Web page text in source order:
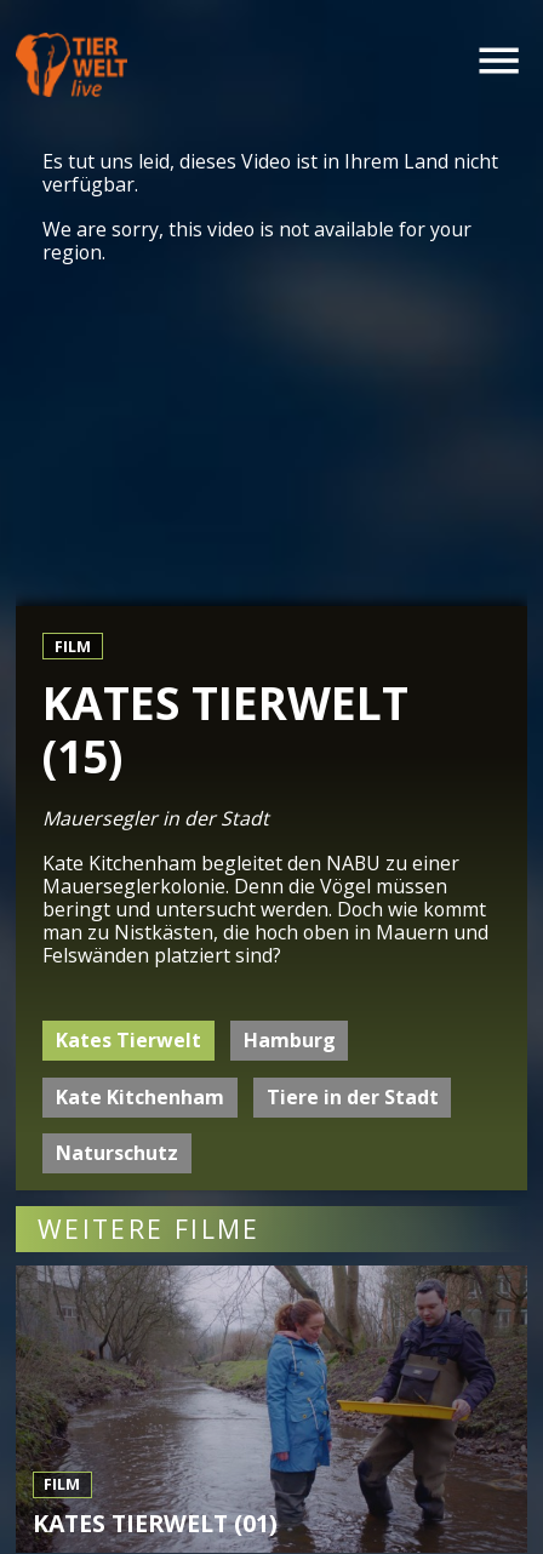
Es tut uns leid, dieses Video ist in Ihrem Land nicht
verfügbar.
We are sorry, this video is not available for your
region.
FILM
KATES TIERWELT
(15)
Mauersegler in der Stadt
Kate Kitchenham begleitet den NABU zu einer
Mauerseglerkolonie. Denn die Vögel müssen
beringt und untersucht werden. Doch wie kommt
man zu Nistkästen, die hoch oben in Mauern und
Felswänden platziert sind?
Kates Tierwelt Hamburg
Kate Kitchenham Tiere in der Stadt
Naturschutz
WEITERE FILME
FILM
KATES TIERWELT (01)